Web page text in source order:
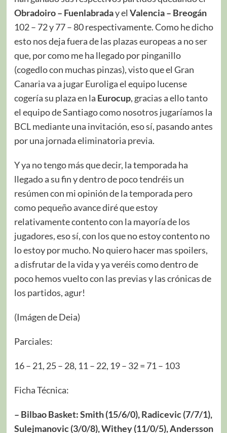
Obradoiro – Fuenlabraday el Valencia – Breogán
102 – 72 y 77 – 80 respectivamente. Como he dicho
esto nos deja fuera de las plazas europeas a no ser
que, por como me ha llegado por pinganillo
(cogedlo con muchas pinzas), visto que el Gran
Canaria va a jugar Euroliga el equipo lucense
cogería su plaza en la Eurocup, gracias a ello tanto
el equipo de Santiago como nosotros jugaríamos la
BCL mediante una invitación, eso sí, pasando antes
por una jornada eliminatoria previa.
Y ya no tengo más que decir, la temporada ha
llegado a su fin y dentro de poco tendréis un
resúmen con mi opinión de la temporada pero
como pequeño avance diré que estoy
relativamente contento con la mayoría de los
jugadores, eso sí, con los que no estoy contento no
lo estoy por mucho. No quiero hacer mas spoilers,
a disfrutar de la vida y ya veréis como dentro de
poco hemos vuelto con las previas y las crónicas de
los partidos, agur!
(Imágen de Deia)
Parciales:
16 – 21, 25 – 28, 11 – 22, 19 – 32 = 71 – 103
Ficha Técnica:
– Bilbao Basket: Smith (15/6/0), Radicevic (7/7/1),
Sulejmanovic (3/0/8), Withey (11/0/5), Andersson